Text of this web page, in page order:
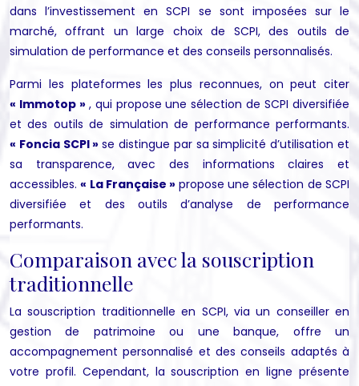
dans l’investissement en SCPI se sont imposées sur le
marché, offrant un large choix de SCPI, des outils de
simulation de performance et des conseils personnalisés.
Parmi les plateformes les plus reconnues, on peut citer
« Immotop » , qui propose une sélection de SCPI diversifiée
et des outils de simulation de performance performants.
« Foncia SCPI »se distingue par sa simplicité d’utilisation et
sa transparence, avec des informations claires et
accessibles.« La Française » propose une sélection de SCPI
diversifiée et des outils d’analyse de performance
performants.
Comparaison avec la souscription
traditionnelle
La souscription traditionnelle en SCPI, via un conseiller en
gestion de patrimoine ou une banque, offre un
accompagnement personnalisé et des conseils adaptés à
votre profil. Cependant, la souscription en ligne présente